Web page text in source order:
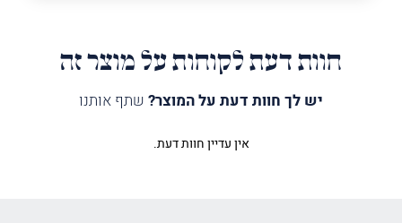
חוות דעת לקוחות על מוצר זה
יש לך חוות דעת על המוצר? שתף אותנו
אין עדיין חוות דעת.